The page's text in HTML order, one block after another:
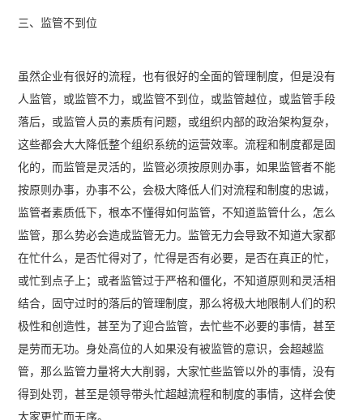
三、监管不到位
虽然企业有很好的流程，也有很好的全面的管理制度，但是没有
人监管，或监管不力，或监管不到位，或监管越位，或监管手段
落后，或监管人员的素质有问题，或组织内部的政治架构复杂，
这些都会大大降低整个组织系统的运营效率。流程和制度都是固
化的，而监管是灵活的，监管必须按原则办事，如果监管者不能
按原则办事，办事不公，会极大降低人们对流程和制度的忠诚，
监管者素质低下，根本不懂得如何监管，不知道监管什么，怎么
监管，那么势必会造成监管无力。监管无力会导致不知道大家都
在忙什么，是否忙得对了，忙得是否有必要，是否在真正的忙，
或忙到点子上；或者监管过于严格和僵化，不知道原则和灵活相
结合，固守过时的落后的管理制度，那么将极大地限制人们的积
极性和创造性，甚至为了迎合监管，去忙些不必要的事情，甚至
是劳而无功。身处高位的人如果没有被监管的意识，会超越监
管，那么监管力量将大大削弱，大家忙些监管以外的事情，没有
得到处罚，甚至是领导带头忙超越流程和制度的事情，这样会使
大家更忙而无序。